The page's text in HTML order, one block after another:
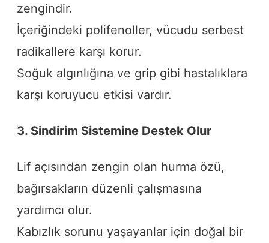
zengindir.
İçeriğindeki polifenoller, vücudu serbest
radikallere karşı korur.
Soğuk algınlığına ve grip gibi hastalıklara
karşı koruyucu etkisi vardır.
3. Sindirim Sistemine Destek Olur
Lif açısından zengin olan hurma özü,
bağırsakların düzenli çalışmasına
yardımcı olur.
Kabızlık sorunu yaşayanlar için doğal bir